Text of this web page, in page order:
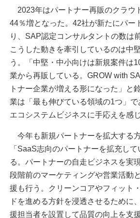
2023年はパートナー再販のクラウ
44％増となった。42社が新たにパー
り、SAP認定コンサルタントの数は
こうした動きを牽引しているのは中
う。「中堅・中小向けは新規案件は
業から再販している。GROW with
トナー企業が増える形になった」と
業は「最も伸びている領域の1つ」
エコシステムビジネスに手応えを感
今年も新規パートナーを拡大する
「SaaS志向のパートナーを拡充し
る。パートナーの自走ビジネスを実
段階前のマーケティングや営業活動
援も行う。クリーンコアやフィット
ドを進める方針を浸透させるために
援担当者を設置して品質の向上を支